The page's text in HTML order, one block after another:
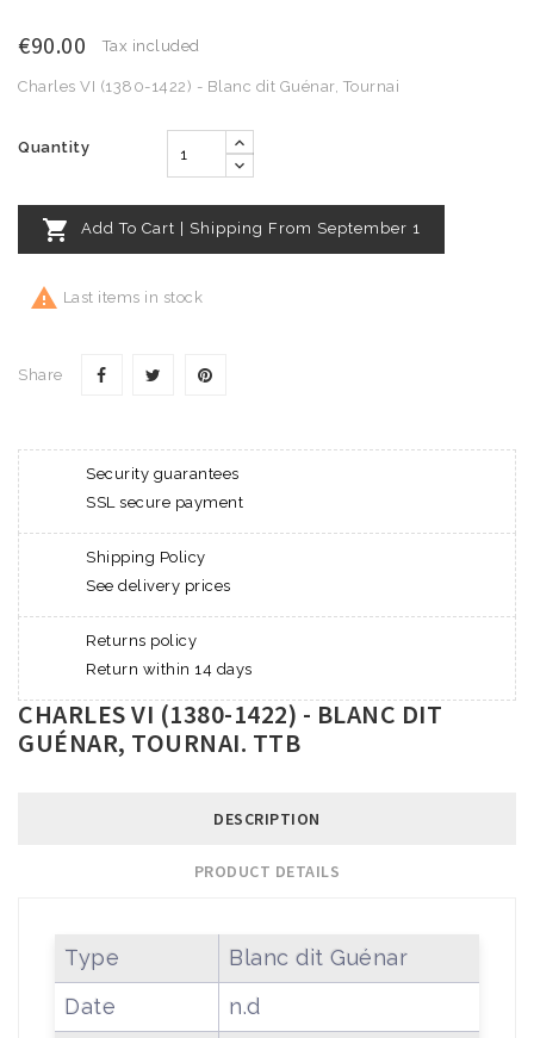
€90.00 Tax included
Charles VI (1380-1422) - Blanc dit Guénar, Tournai
Quantity
 Add To Cart | Shipping From September 1
 Last items in stock
Share
Security guarantees
SSL secure payment
Shipping Policy
See delivery prices
Returns policy
Return within 14 days
CHARLES VI (1380-1422) - BLANC DIT
GUÉNAR, TOURNAI. TTB
DESCRIPTION
PRODUCT DETAILS
Type
Blanc dit Guénar
Date
n.d